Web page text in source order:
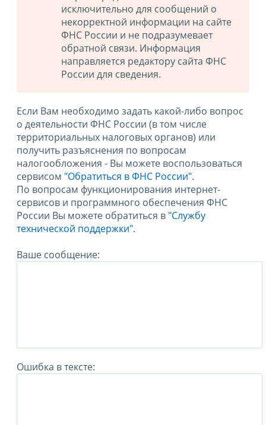
исключительно для сообщений о
некорректной информации на сайте
ФНС России и не подразумевает
обратной связи. Информация
направляется редактору сайта ФНС
России для сведения.
Если Вам необходимо задать какой-либо вопрос
о деятельности ФНС России (в том числе
территориальных налоговых органов) или
получить разъяснения по вопросам
налогообложения - Вы можете воспользоваться
сервисом "Обратиться в ФНС России".
По вопросам функционирования интернет-
сервисов и программного обеспечения ФНС
России Вы можете обратиться в "Службу
технической поддержки".
Ваше сообщение:
Ошибка в тексте: